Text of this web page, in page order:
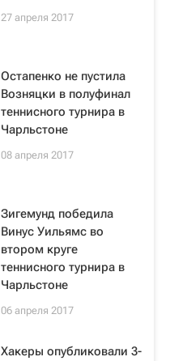
27 апреля 2017
Остапенко не пустила
Возняцки в полуфинал
теннисного турнира в
Чарльстоне
08 апреля 2017
Зигемунд победила
Винус Уильямс во
втором круге
теннисного турнира в
Чарльстоне
06 апреля 2017
Хакеры опубликовали 3-